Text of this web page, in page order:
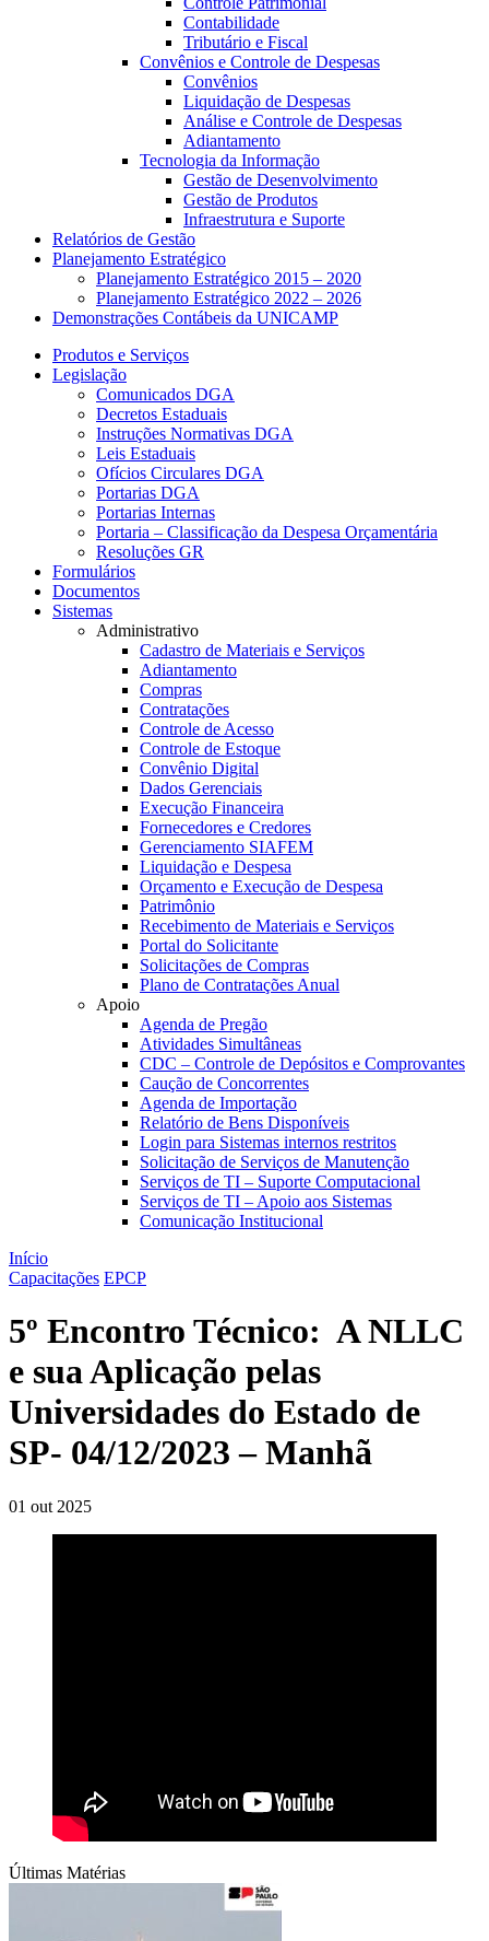
Contabilidade
Tributário e Fiscal
Convênios e Controle de Despesas
Convênios
Liquidação de Despesas
Análise e Controle de Despesas
Adiantamento
Tecnologia da Informação
Gestão de Desenvolvimento
Gestão de Produtos
Infraestrutura e Suporte
Relatórios de Gestão
Planejamento Estratégico
Planejamento Estratégico 2015 – 2020
Planejamento Estratégico 2022 – 2026
Demonstrações Contábeis da UNICAMP
Produtos e Serviços
Legislação
Comunicados DGA
Decretos Estaduais
Instruções Normativas DGA
Leis Estaduais
Ofícios Circulares DGA
Portarias DGA
Portarias Internas
Portaria – Classificação da Despesa Orçamentária
Resoluções GR
Formulários
Documentos
Sistemas
Administrativo
Cadastro de Materiais e Serviços
Adiantamento
Compras
Contratações
Controle de Acesso
Controle de Estoque
Convênio Digital
Dados Gerenciais
Execução Financeira
Fornecedores e Credores
Gerenciamento SIAFEM
Liquidação e Despesa
Orçamento e Execução de Despesa
Patrimônio
Recebimento de Materiais e Serviços
Portal do Solicitante
Solicitações de Compras
Plano de Contratações Anual
Apoio
Agenda de Pregão
Atividades Simultâneas
CDC – Controle de Depósitos e Comprovantes
Caução de Concorrentes
Agenda de Importação
Relatório de Bens Disponíveis
Login para Sistemas internos restritos
Solicitação de Serviços de Manutenção
Serviços de TI – Suporte Computacional
Serviços de TI – Apoio aos Sistemas
Comunicação Institucional
Início
Capacitações EPCP
5º Encontro Técnico: A NLLC
e sua Aplicação pelas
Universidades do Estado de
SP- 04/12/2023 – Manhã
01 out 2025
Últimas Matérias